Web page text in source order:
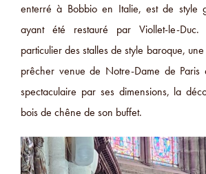
enterré à Bobbio en Italie, est de style
ayant été restauré par Viollet-le-
particulier des stalles de style baroque,
prêcher venue de Notre-Dame de Paris
spectaculaire par ses dimensions, la
bois de chêne de son buffet.